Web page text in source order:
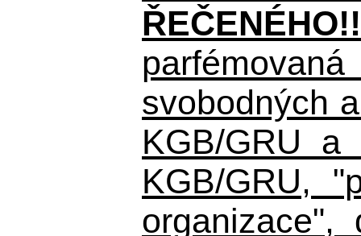
svobodných
KGB/GRU
KGB/GRU,
organizace",